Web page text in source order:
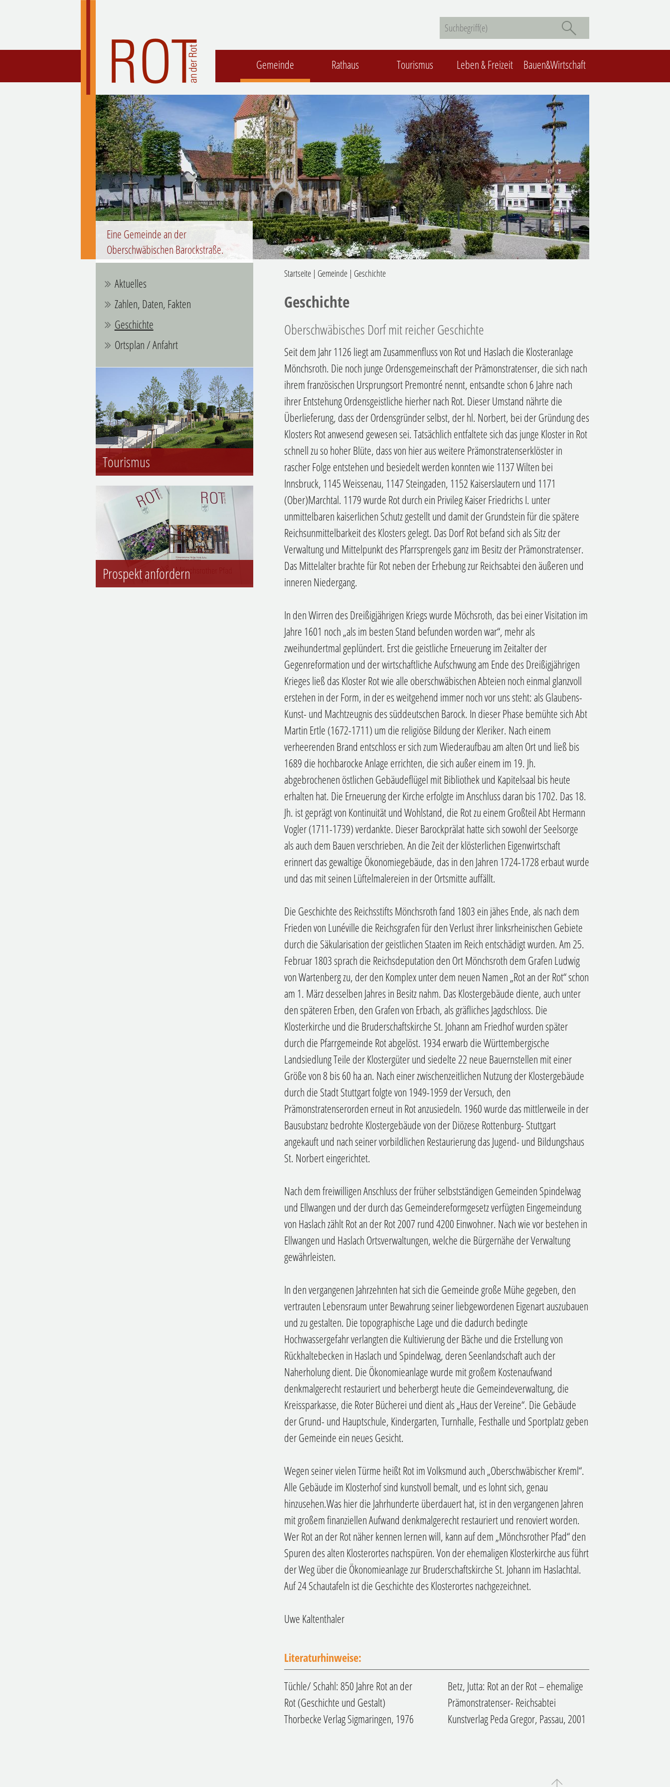
Gemeinde Rathaus Tourismus Leben & Freizeit Bauen&Wirtschaft
Eine Gemeinde an der
Oberschwäbischen Barockstraße.
Aktuelles
Zahlen, Daten, Fakten
Geschichte
Ortsplan / Anfahrt
Tourismus
Prospekt anfordern
Startseite | Gemeinde | Geschichte
Geschichte
Oberschwäbisches Dorf mit reicher Geschichte​
Seit dem Jahr 1126 liegt am Zusammenfluss von Rot und Haslach die Klosteranlage
Mönchsroth. Die noch junge Ordensgemeinschaft der Prämonstratenser, die sich nach
ihrem französischen Ursprungsort Premontré nennt, entsandte schon 6 Jahre nach
ihrer Entstehung Ordensgeistliche hierher nach Rot. Dieser Umstand nährte die
Überlieferung, dass der Ordensgründer selbst, der hl. Norbert, bei der Gründung des
Klosters Rot anwesend gewesen sei. Tatsächlich entfaltete sich das junge Kloster in Rot
schnell zu so hoher Blüte, dass von hier aus weitere Prämonstratenserklöster in
rascher Folge entstehen und besiedelt werden konnten wie 1137 Wilten bei
Innsbruck, 1145 Weissenau, 1147 Steingaden, 1152 Kaiserslautern und 1171
(Ober)Marchtal. 1179 wurde Rot durch ein Privileg Kaiser Friedrichs I. unter
unmittelbaren kaiserlichen Schutz gestellt und damit der Grundstein für die spätere
Reichsunmittelbarkeit des Klosters gelegt. Das Dorf Rot befand sich als Sitz der
Verwaltung und Mittelpunkt des Pfarrsprengels ganz im Besitz der Prämonstratenser.
Das Mittelalter brachte für Rot neben der Erhebung zur Reichsabtei den äußeren und
inneren Niedergang.
In den Wirren des Dreißigjährigen Kriegs wurde Möchsroth, das bei einer Visitation im
Jahre 1601 noch „als im besten Stand befunden worden war“, mehr als
zweihundertmal geplündert. Erst die geistliche Erneuerung im Zeitalter der
Gegenreformation und der wirtschaftliche Aufschwung am Ende des Dreißigjährigen
Krieges ließ das Kloster Rot wie alle oberschwäbischen Abteien noch einmal glanzvoll
erstehen in der Form, in der es weitgehend immer noch vor uns steht: als Glaubens-
Kunst- und Machtzeugnis des süddeutschen Barock. In dieser Phase bemühte sich Abt
Martin Ertle (1672-1711) um die religiöse Bildung der Kleriker. Nach einem
verheerenden Brand entschloss er sich zum Wiederaufbau am alten Ort und ließ bis
1689 die hochbarocke Anlage errichten, die sich außer einem im 19. Jh.
abgebrochenen östlichen Gebäudeflügel mit Bibliothek und Kapitelsaal bis heute
erhalten hat. Die Erneuerung der Kirche erfolgte im Anschluss daran bis 1702. Das 18.
Jh. ist geprägt von Kontinuität und Wohlstand, die Rot zu einem Großteil Abt Hermann
Vogler (1711-1739) verdankte. Dieser Barockprälat hatte sich sowohl der Seelsorge
als auch dem Bauen verschrieben. An die Zeit der klösterlichen Eigenwirtschaft
erinnert das gewaltige Ökonomiegebäude, das in den Jahren 1724-1728 erbaut wurde
und das mit seinen Lüftelmalereien in der Ortsmitte auffällt.
Die Geschichte des Reichsstifts Mönchsroth fand 1803 ein jähes Ende, als nach dem
Frieden von Lunéville die Reichsgrafen für den Verlust ihrer linksrheinischen Gebiete
durch die Säkularisation der geistlichen Staaten im Reich entschädigt wurden. Am 25.
Februar 1803 sprach die Reichsdeputation den Ort Mönchsroth dem Grafen Ludwig
von Wartenberg zu, der den Komplex unter dem neuen Namen „Rot an der Rot“ schon
am 1. März desselben Jahres in Besitz nahm. Das Klostergebäude diente, auch unter
den späteren Erben, den Grafen von Erbach, als gräfliches Jagdschloss. Die
Klosterkirche und die Bruderschaftskirche St. Johann am Friedhof wurden später
durch die Pfarrgemeinde Rot abgelöst. 1934 erwarb die Württembergische
Landsiedlung Teile der Klostergüter und siedelte 22 neue Bauernstellen mit einer
Größe von 8 bis 60 ha an. Nach einer zwischenzeitlichen Nutzung der Klostergebäude
durch die Stadt Stuttgart folgte von 1949-1959 der Versuch, den
Prämonstratenserorden erneut in Rot anzusiedeln. 1960 wurde das mittlerweile in der
Bausubstanz bedrohte Klostergebäude von der Diözese Rottenburg- Stuttgart
angekauft und nach seiner vorbildlichen Restaurierung das Jugend- und Bildungshaus
St. Norbert eingerichtet.
Nach dem freiwilligen Anschluss der früher selbstständigen Gemeinden Spindelwag
und Ellwangen und der durch das Gemeindereformgesetz verfügten Eingemeindung
von Haslach zählt Rot an der Rot 2007 rund 4200 Einwohner. Nach wie vor bestehen in
Ellwangen und Haslach Ortsverwaltungen, welche die Bürgernähe der Verwaltung
gewährleisten.
In den vergangenen Jahrzehnten hat sich die Gemeinde große Mühe gegeben, den
vertrauten Lebensraum unter Bewahrung seiner liebgewordenen Eigenart auszubauen
und zu gestalten. Die topographische Lage und die dadurch bedingte
Hochwassergefahr verlangten die Kultivierung der Bäche und die Erstellung von
Rückhaltebecken in Haslach und Spindelwag, deren Seenlandschaft auch der
Naherholung dient. Die Ökonomieanlage wurde mit großem Kostenaufwand
denkmalgerecht restauriert und beherbergt heute die Gemeindeverwaltung, die
Kreissparkasse, die Roter Bücherei und dient als „Haus der Vereine“. Die Gebäude
der Grund- und Hauptschule, Kindergarten, Turnhalle, Festhalle und Sportplatz geben
der Gemeinde ein neues Gesicht.
Wegen seiner vielen Türme heißt Rot im Volksmund auch „Oberschwäbischer Kreml“.
Alle Gebäude im Klosterhof sind kunstvoll bemalt, und es lohnt sich, genau
hinzusehen.Was hier die Jahrhunderte überdauert hat, ist in den vergangenen Jahren
mit großem finanziellen Aufwand denkmalgerecht restauriert und renoviert worden.
Wer Rot an der Rot näher kennen lernen will, kann auf dem „Mönchsrother Pfad“ den
Spuren des alten Klosterortes nachspüren. Von der ehemaligen Klosterkirche aus führt
der Weg über die Ökonomieanlage zur Bruderschaftskirche St. Johann im Haslachtal.
Auf 24 Schautafeln ist die Geschichte des Klosterortes nachgezeichnet.
Uwe Kaltenthaler
Literaturhinweise:
Tüchle/ Schahl: 850 Jahre Rot an der
Rot (Geschichte und Gestalt)
Thorbecke Verlag Sigmaringen, 1976
Betz, Jutta: Rot an der Rot – ehemalige
Prämonstratenser- Reichsabtei
Kunstverlag Peda Gregor, Passau, 2001